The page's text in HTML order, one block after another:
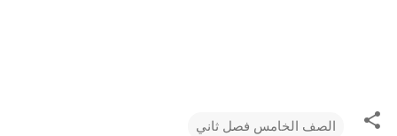
الصف الخامس فصل ثاني